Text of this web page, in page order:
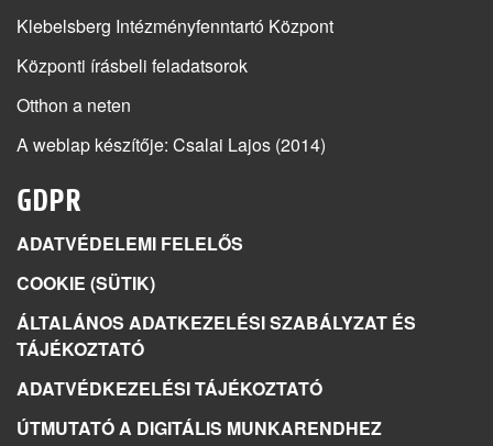
Klebelsberg Intézményfenntartó Központ
Központi írásbeli feladatsorok
Otthon a neten
A weblap készítője: Csalai Lajos (2014)
GDPR
ADATVÉDELEMI FELELŐS
COOKIE (SÜTIK)
ÁLTALÁNOS ADATKEZELÉSI SZABÁLYZAT ÉS
TÁJÉKOZTATÓ
ADATVÉDKEZELÉSI TÁJÉKOZTATÓ
ÚTMUTATÓ A DIGITÁLIS MUNKARENDHEZ